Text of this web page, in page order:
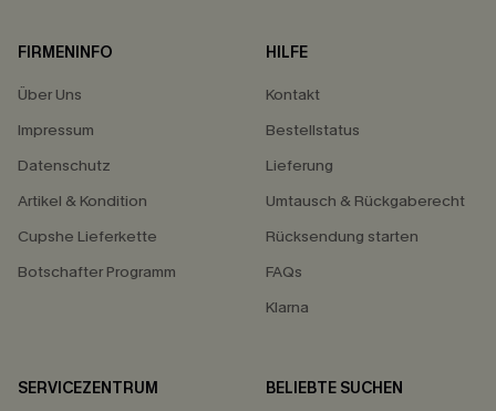
FIRMENINFO
Über Uns
Impressum
Datenschutz
Artikel & Kondition
Cupshe Lieferkette
Botschafter Programm
HILFE
Kontakt
Bestellstatus
Lieferung
Umtausch & Rückgaberecht
Rücksendung starten
FAQs
Klarna
SERVICEZENTRUM
BELIEBTE SUCHEN